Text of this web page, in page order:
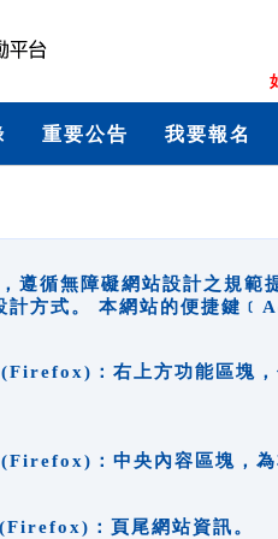
重要公告 我要報名
遵循無障礙網站設計之規
式。 本網站的便捷鍵
：右上方功能區塊，
：中央內容區塊，為
：頁尾網站資訊。